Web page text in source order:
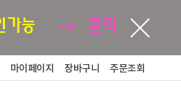
마이페이지 장바구니 주문조회